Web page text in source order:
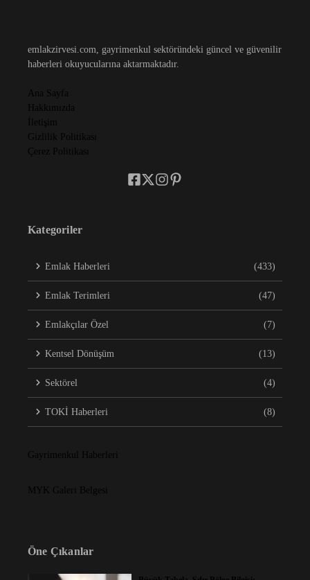
emlakzirvesi.com, gayrimenkul sektöründeki güncel ve güvenilir
haberleri okuyucularına aktarmaktadır.
Ana Sayfa
Hakkımızda
İletişim
Gizlilik Politikası
Çerez Politikası
Kategoriler
Emlak Haberleri (433)
Emlak Terimleri (47)
Emlakçılar Özel (7)
Kentsel Dönüşüm (13)
Sektörel (4)
TOKİ Haberleri (8)
Gayrimenkul Haberleri
MYK Galeri Belgesi
Öne Çıkanlar